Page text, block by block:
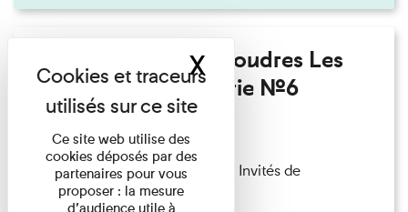
Fanny Taillandier - Foudres Les
Invités de l’Imprimerie n°6
Lecture
Fanny Taillandier – Foudres Les Invités de
l’Imprimerie n°6 Lecture ...
Ce site web utilise des
cookies déposés par des
partenaires pour vous
proposer : la mesure
d’audience utile à
XMasquer le